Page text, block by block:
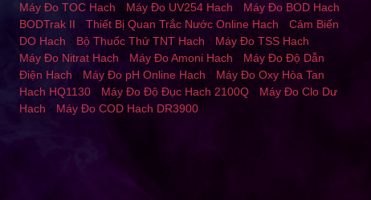
Máy Đo TOC Hach Máy Đo UV254 Hach - Máy Đo BOD Hach
BODTrak II - Thiết Bị Quan Trắc Nước Online Hach - Cảm Biến
DO Hach - Bộ Thuốc Thử TNT Hach - Máy Đo TSS Hach
Máy Đo Nitrat Hach - Máy Đo Amoni Hach
Máy Đo Độ Dẫn
Điện Hach - Máy Đo pH Online Hach
Máy Đo Oxy Hòa Tan
Hach HQ1130 - Máy Đo Độ Đục Hach 2100Q
Máy Đo Clo Dư
Hach - Máy Đo COD Hach DR3900